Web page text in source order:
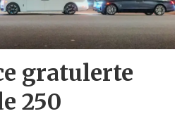
gratulerte
250